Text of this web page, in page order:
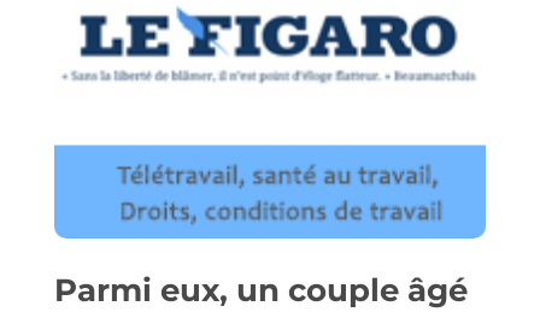
Parmi eux, un couple âgé